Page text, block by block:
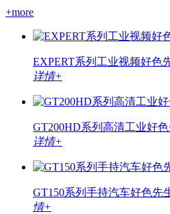
+more
EXPERT系列工业视频好色
详情+
GT200HD系列高清工业好
详情+
GT150系列手持汽车好色先
情+